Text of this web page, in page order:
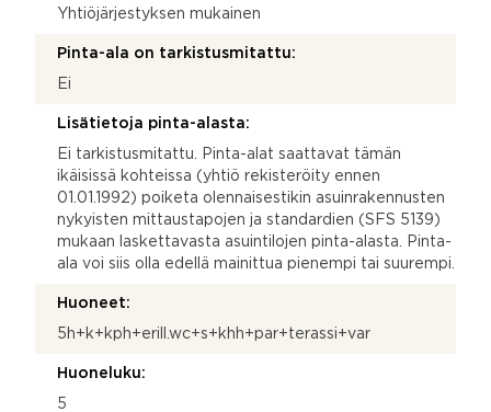
Yhtiöjärjestyksen mukainen
Pinta-ala on tarkistusmitattu:
Ei
Lisätietoja pinta-alasta:
Ei tarkistusmitattu. Pinta-alat saattavat tämän
ikäisissä kohteissa (yhtiö rekisteröity ennen
01.01.1992) poiketa olennaisestikin asuinrakennusten
nykyisten mittaustapojen ja standardien (SFS 5139)
mukaan laskettavasta asuintilojen pinta-alasta. Pinta-
ala voi siis olla edellä mainittua pienempi tai suurempi.
Huoneet:
5h+k+kph+erill.wc+s+khh+par+terassi+var
Huoneluku:
5